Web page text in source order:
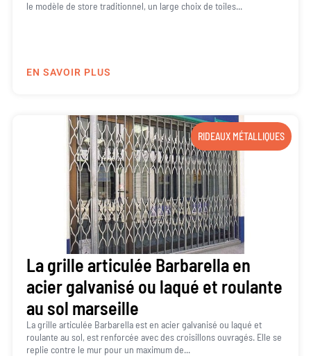
le modèle de store traditionnel, un large choix de toiles...
EN SAVOIR PLUS
RIDEAUX MÉTALLIQUES
La grille articulée Barbarella en
acier galvanisé ou laqué et roulante
au sol marseille
La grille articulée Barbarella est en acier galvanisé ou laqué et
roulante au sol, est renforcée avec des croisillons ouvragés. Elle se
replie contre le mur pour un maximum de...